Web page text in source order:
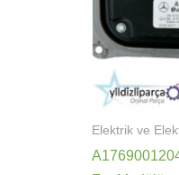
Elektrik ve